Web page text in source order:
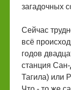
загадочных
Сейчас
всё
годов
станция
Тагила) или